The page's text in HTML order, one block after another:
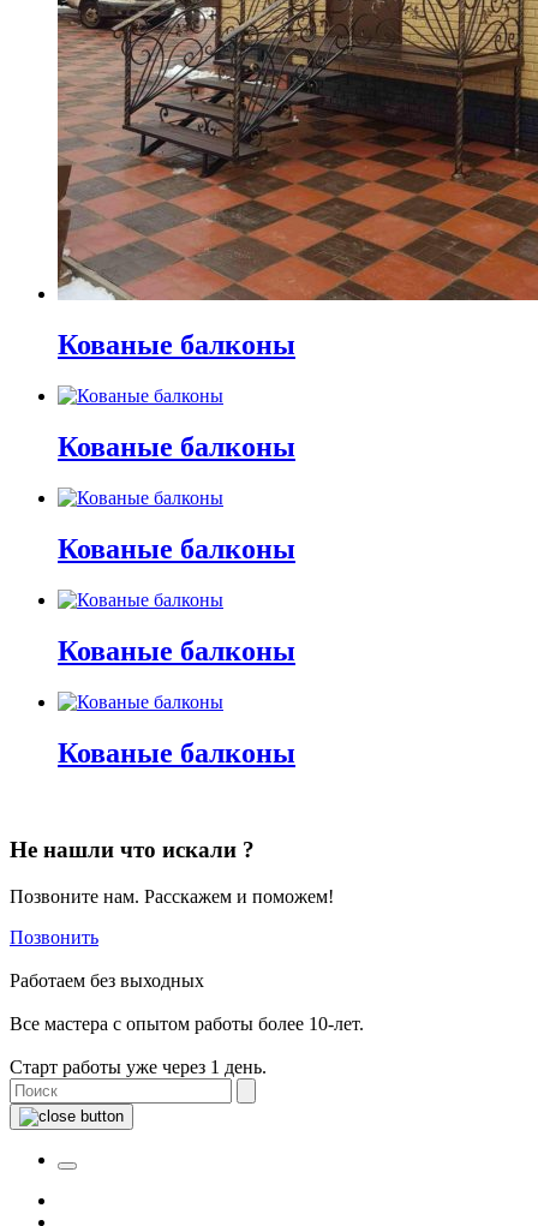
Кованые балконы
Кованые балконы
Кованые балконы
Кованые балконы
Кованые балконы
Не нашли что искали ?
Позвоните нам. Расскажем и поможем!
Позвонить
Работаем без выходных
Все мастера с опытом работы более 10-лет.
Старт работы уже через 1 день.